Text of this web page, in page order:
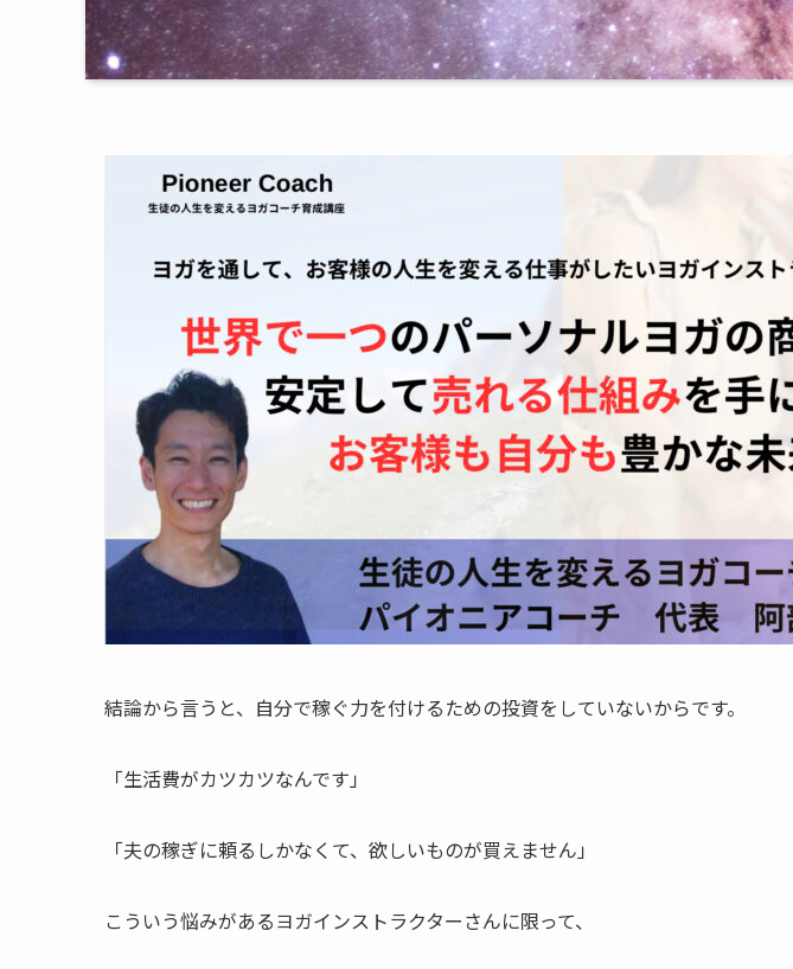
結論から言うと、自分で稼ぐ力を付けるための投資をしていないからです。
「生活費がカツカツなんです」
「夫の稼ぎに頼るしかなくて、欲しいものが買えません」
こういう悩みがあるヨガインストラクターさんに限って、